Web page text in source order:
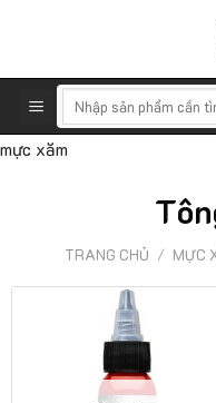
kiếm:
mực xăm
TRANG CHỦ / MỰC